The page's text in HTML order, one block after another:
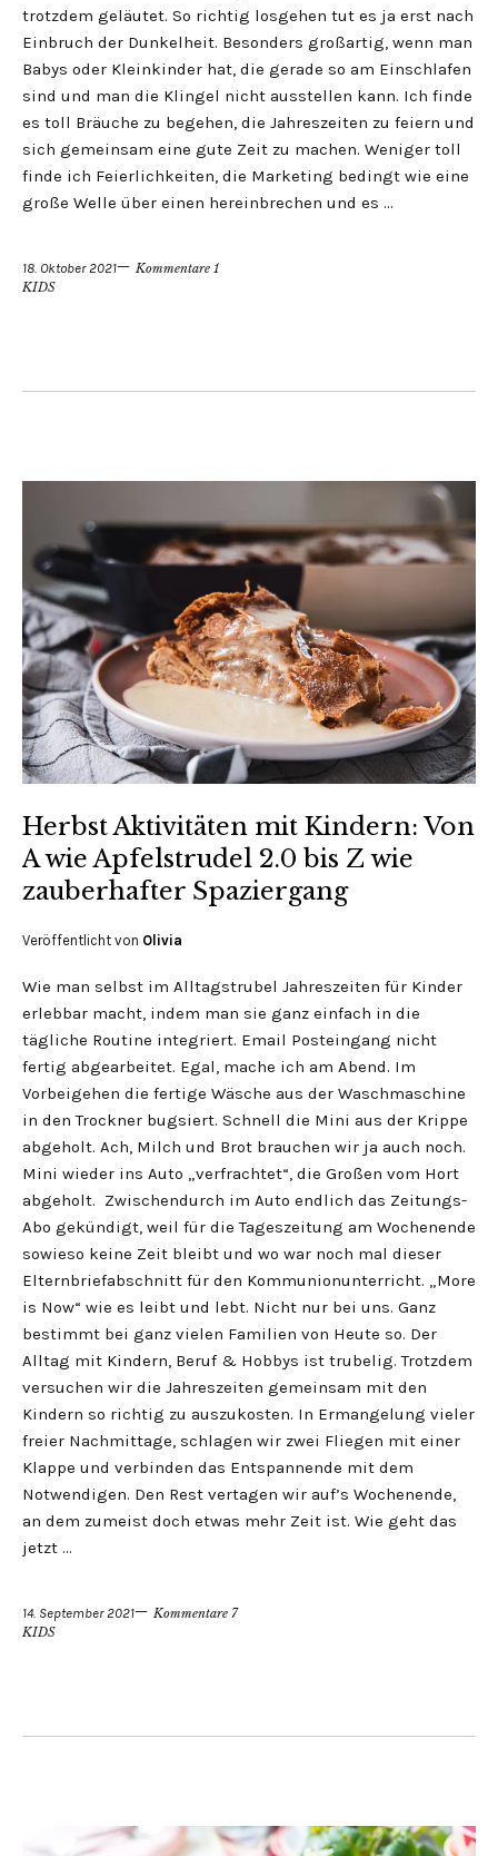
trotzdem geläutet. So richtig losgehen tut es ja erst nach
Einbruch der Dunkelheit. Besonders großartig, wenn man
Babys oder Kleinkinder hat, die gerade so am Einschlafen
sind und man die Klingel nicht ausstellen kann. Ich finde
es toll Bräuche zu begehen, die Jahreszeiten zu feiern und
sich gemeinsam eine gute Zeit zu machen. Weniger toll
finde ich Feierlichkeiten, die Marketing bedingt wie eine
große Welle über einen hereinbrechen und es …
18. Oktober 2021
Kommentare 1
KIDS
Herbst Aktivitäten mit Kindern: Von
A wie Apfelstrudel 2.0 bis Z wie
zauberhafter Spaziergang
Veröffentlicht von Olivia
Wie man selbst im Alltagstrubel Jahreszeiten für Kinder
erlebbar macht, indem man sie ganz einfach in die
tägliche Routine integriert. Email Posteingang nicht
fertig abgearbeitet. Egal, mache ich am Abend. Im
Vorbeigehen die fertige Wäsche aus der Waschmaschine
in den Trockner bugsiert. Schnell die Mini aus der Krippe
abgeholt. Ach, Milch und Brot brauchen wir ja auch noch.
Mini wieder ins Auto „verfrachtet“, die Großen vom Hort
abgeholt. Zwischendurch im Auto endlich das Zeitungs-
Abo gekündigt, weil für die Tageszeitung am Wochenende
sowieso keine Zeit bleibt und wo war noch mal dieser
Elternbriefabschnitt für den Kommunionunterricht. „More
is Now“ wie es leibt und lebt. Nicht nur bei uns. Ganz
bestimmt bei ganz vielen Familien von Heute so. Der
Alltag mit Kindern, Beruf & Hobbys ist trubelig. Trotzdem
versuchen wir die Jahreszeiten gemeinsam mit den
Kindern so richtig zu auszukosten. In Ermangelung vieler
freier Nachmittage, schlagen wir zwei Fliegen mit einer
Klappe und verbinden das Entspannende mit dem
Notwendigen. Den Rest vertagen wir auf’s Wochenende,
an dem zumeist doch etwas mehr Zeit ist. Wie geht das
jetzt …
14. September 2021
Kommentare 7
KIDS